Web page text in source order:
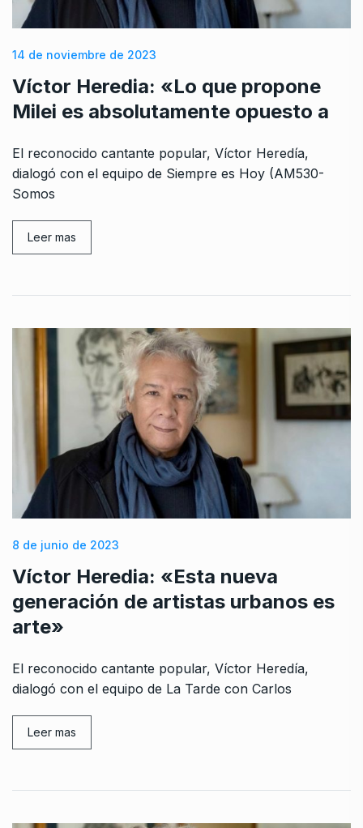
14 de noviembre de 2023
Víctor Heredia: «Lo que propone
Milei es absolutamente opuesto a
El reconocido cantante popular, Víctor Heredía,
dialogó con el equipo de Siempre es Hoy (AM530-
Somos
Leer mas
8 de junio de 2023
Víctor Heredia: «Esta nueva
generación de artistas urbanos es
arte»
El reconocido cantante popular, Víctor Heredía,
dialogó con el equipo de La Tarde con Carlos
Leer mas